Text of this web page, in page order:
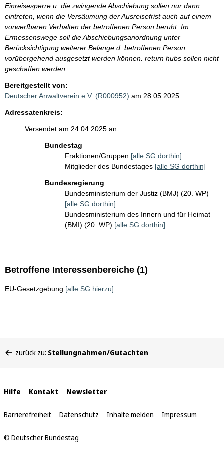
Einreisesperre u. die zwingende Abschiebung sollen nur dann
eintreten, wenn die Versäumung der Ausreisefrist auch auf einem
vorwerfbaren Verhalten der betroffenen Person beruht. Im
Ermessenswege soll die Abschiebungsanordnung unter
Berücksichtigung weiterer Belange d. betroffenen Person
vorübergehend ausgesetzt werden können. return hubs sollen nicht
geschaffen werden.
Bereitgestellt von:
Deutscher Anwaltverein e.V. (R000952) am 28.05.2025
Adressatenkreis:
Versendet am 24.04.2025 an:
Bundestag
Fraktionen/Gruppen [alle SG dorthin]
Mitglieder des Bundestages [alle SG dorthin]
Bundesregierung
Bundesministerium der Justiz (BMJ) (20. WP)
[alle SG dorthin]
Bundesministerium des Innern und für Heimat
(BMI) (20. WP) [alle SG dorthin]
Betroffene Interessenbereiche (1)
EU-Gesetzgebung [alle SG hierzu]
befinden
zurück zu: Stellungnahmen/Gutachten
Interne
Links
Hilfe Kontakt Newsletter
Barrierefreiheit Datenschutz Inhalte melden Impressum
© Deutscher Bundestag